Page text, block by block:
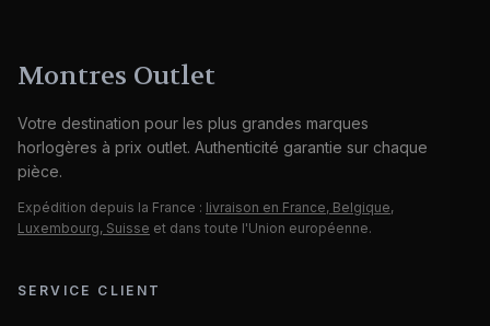
Montres Outlet
Votre destination pour les plus grandes marques
horlogères à prix outlet. Authenticité garantie sur chaque
pièce.
Expédition depuis la France : livraison en France, Belgique,
Luxembourg, Suisse et dans toute l'Union européenne.
SERVICE CLIENT